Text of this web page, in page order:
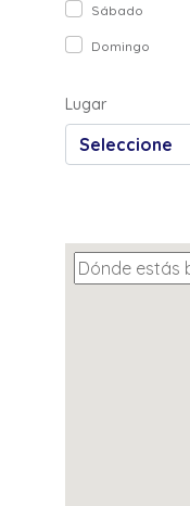
Sábado
Domingo
Lugar